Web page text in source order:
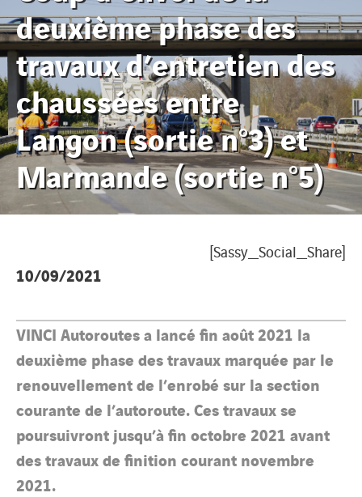
deuxième phase des
travaux d’entretien des
chaussées entre
Langon (sortie n°3) et
Marmande (sortie n°5)
[Sassy_Social_Share]
10/09/2021
VINCI Autoroutes a lancé fin août 2021 la
deuxième phase des travaux marquée par le
renouvellement de l’enrobé sur la section
courante de l’autoroute. Ces travaux se
poursuivront jusqu’à fin octobre 2021 avant
des travaux de finition courant novembre
2021.